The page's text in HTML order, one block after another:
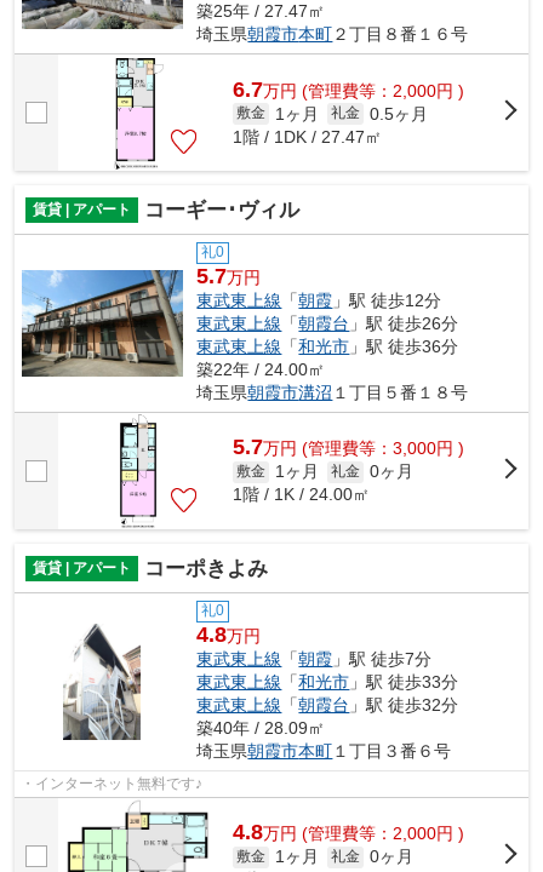
築25年 / 27.47㎡
埼玉県朝霞市本町２丁目８番１６号
6.7万円 (管理費等：2,000円 )
敷金 1ヶ月 礼金 0.5ヶ月
1階 / 1DK / 27.47㎡
賃貸 | アパート コーギー･ヴィル
礼0
5.7万円
東武東上線 「朝霞 」駅 徒歩12分
東武東上線 「朝霞台 」駅 徒歩26分
東武東上線 「和光市 」駅 徒歩36分
築22年 / 24.00㎡
埼玉県朝霞市溝沼 １丁目５番１８号
5.7万円 (管理費等：3,000円 )
敷金 1ヶ月 礼金 0ヶ月
1階 / 1K / 24.00㎡
賃貸 | アパート コーポきよみ
礼0
4.8万円
東武東上線 「朝霞 」駅 徒歩7分
東武東上線 「和光市 」駅 徒歩33分
東武東上線 「朝霞台 」駅 徒歩32分
築40年 / 28.09㎡
埼玉県朝霞市本町 １丁目３番６号
・インターネット無料です♪
4.8万円 (管理費等：2,000円 )
敷金 1ヶ月 礼金 0ヶ月